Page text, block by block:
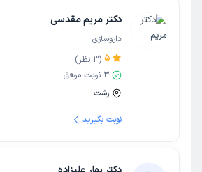
دکتر مریم مقدسی
داروسازی
5
(
3 نظر)
3 نوبت موفق
رشت
نوبت بگیرید